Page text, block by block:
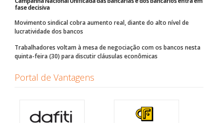
fase decisiva
Movimento sindical cobra aumento real, diante do alto nível de
lucratividade dos bancos
Trabalhadores voltam à mesa de negociação com os bancos nesta
quinta-feira (30) para discutir cláusulas econômicas
Portal de Vantagens